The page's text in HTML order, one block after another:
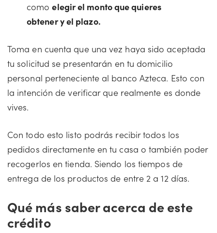
comoelegir el monto que quieres
obtener y el plazo.
Toma en cuenta que una vez haya sido aceptada
tu solicitud se presentarán en tu domicilio
personal perteneciente al banco Azteca. Esto con
la intención de verificar que realmente es donde
vives.
Con todo esto listo podrás recibir todos los
pedidos directamente en tu casa o también poder
recogerlos en tienda. Siendo los tiempos de
entrega de los productos de entre 2 a 12 días.
Qué más saber acerca de este
crédito